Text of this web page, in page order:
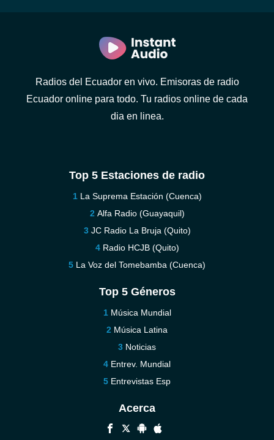
Radios del Ecuador en vivo. Emisoras de radio
Ecuador online para todo. Tu radios online de cada
dia en linea.
Top 5 Estaciones de radio
La Suprema Estación (Cuenca)
Alfa Radio (Guayaquil)
JC Radio La Bruja (Quito)
Radio HCJB (Quito)
La Voz del Tomebamba (Cuenca)
Top 5 Géneros
Música Mundial
Música Latina
Noticias
Entrev. Mundial
Entrevistas Esp
Acerca